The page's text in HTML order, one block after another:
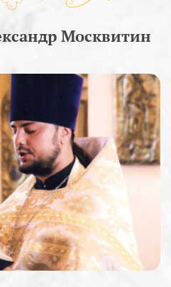
Москвитин